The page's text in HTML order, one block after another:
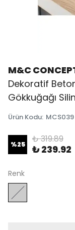
M&C
Dekoratif
Gökkuğağı
Ürün Kodu: MCS039
%25 ₺ 319.89
₺ 239.92
Renk